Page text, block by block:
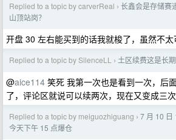
Replied to a topic by carverReal › 长鑫会是存储赛
山顶站岗？
开盘 30 左右能买到的话我就梭了，虽然不太
Replied to a topic by SilenceLL › 土区续费这是长
@aice114 笑死 我第一次也是看到一次，后
了，评论区就说可以续两次，现在又变成三
Replied to a topic by meiguozhiguang › 7 月 10 日
今天下午 15 点爆仓